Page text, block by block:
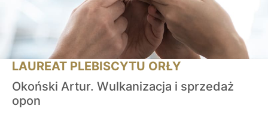
LAUREAT PLEBISCYTU ORŁY
Okoński Artur. Wulkanizacja i sprzedaż
opon